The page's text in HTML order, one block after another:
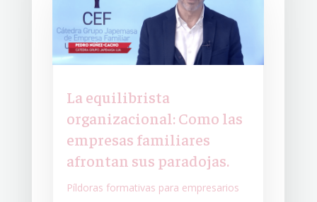
La equilibrista
organizacional: Como las
empresas familiares
afrontan sus paradojas.
Píldoras formativas para empresarios